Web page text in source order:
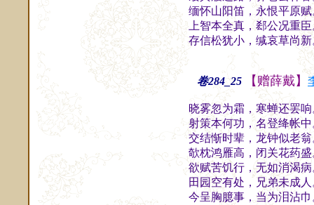
缅怀山阳笛，永恨平原
上智本全真，郄公况重
存信松犹小，缄哀草尚
卷284_25 【赠薛戴】
晓雾忽为霜，寒蝉还罢
射策本何功，名登绛帐
交结惭时辈，龙钟似老
欹枕鸿雁高，闭关花药
欲赋苦饥行，无如消渴
田园空有处，兄弟未成
今呈胸臆事，当为泪沾巾